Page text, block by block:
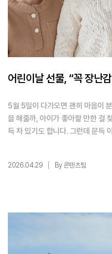
어린이날 선물, “꼭 장난
5월 5일이 다가오면 괜히 마음이
을 해줄까, 아이가 좋아할 만한 걸
득 차 있기도 합니다. 그런데 문득 이런 생각이 들기도 합니다. 아이
가까이에서 도움 받을 수 있는 환경
2026.04.29 By 콘텐츠팀